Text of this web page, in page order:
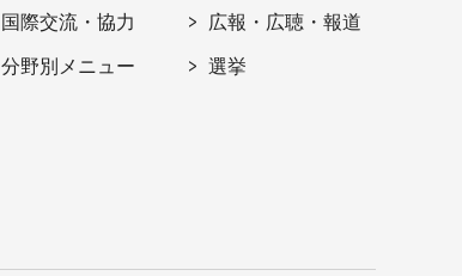
国際交流・協力
分野別メニュー
広報・広聴・報道
選挙